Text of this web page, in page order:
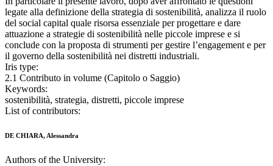
legate alla definizione della strategia di sostenibilità, analizza il ruolo
del social capital quale risorsa essenziale per progettare e dare
attuazione a strategie di sostenibilità nelle piccole imprese e si
conclude con la proposta di strumenti per gestire l’engagement e per
il governo della sostenibilità nei distretti industriali.
Iris type:
2.1 Contributo in volume (Capitolo o Saggio)
Keywords:
sostenibilità, strategia, distretti, piccole imprese
List of contributors:
DE CHIARA, Alessandra
Authors of the University: